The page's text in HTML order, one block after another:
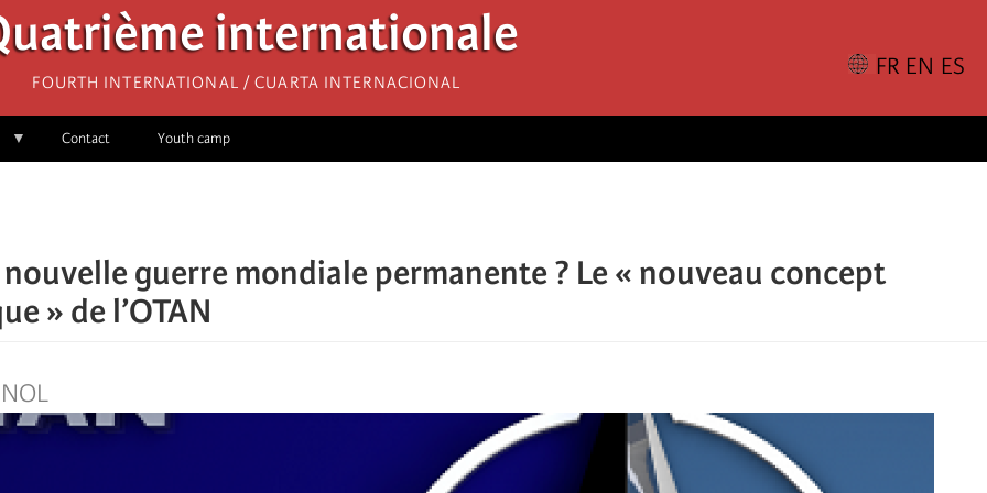
internationale
Fourth International / Cuarta Internacional
Contact Youth camp
nouvelle guerre mondiale permanente ? Le « nouveau concept
» de l’OTAN